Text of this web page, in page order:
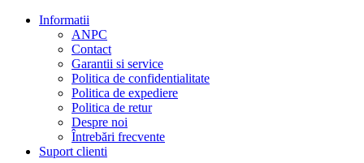
Informatii
ANPC
Contact
Garantii si service
Politica de confidentialitate
Politica de expediere
Politica de retur
Despre noi
Întrebări frecvente
Suport clienti